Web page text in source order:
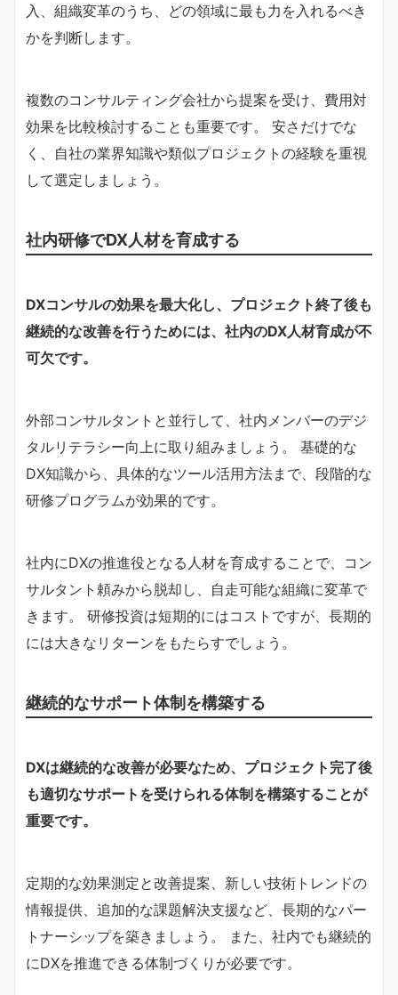
入、組織変革のうち、どの領域に最も力を入れるべき
かを判断します。
複数のコンサルティング会社から提案を受け、費用対
効果を比較検討することも重要です。 安さだけでな
く、自社の業界知識や類似プロジェクトの経験を重視
して選定しましょう。
社内研修でDX人材を育成する
DXコンサルの効果を最大化し、プロジェクト終了後も
継続的な改善を行うためには、社内のDX人材育成が不
可欠です。
外部コンサルタントと並行して、社内メンバーのデジ
タルリテラシー向上に取り組みましょう。 基礎的な
DX知識から、具体的なツール活用方法まで、段階的な
研修プログラムが効果的です。
社内にDXの推進役となる人材を育成することで、コン
サルタント頼みから脱却し、自走可能な組織に変革で
きます。 研修投資は短期的にはコストですが、長期的
には大きなリターンをもたらすでしょう。
継続的なサポート体制を構築する
DXは継続的な改善が必要なため、プロジェクト完了後
も適切なサポートを受けられる体制を構築することが
重要です。
定期的な効果測定と改善提案、新しい技術トレンドの
情報提供、追加的な課題解決支援など、長期的なパー
トナーシップを築きましょう。 また、社内でも継続的
にDXを推進できる体制づくりが必要です。